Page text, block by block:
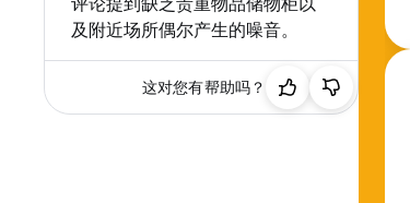
及附近场所偶尔产生的噪音。
这对您有帮助吗？